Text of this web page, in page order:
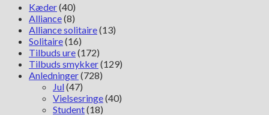
Kæder(40)
Alliance(8)
Alliance solitaire(13)
Solitaire(16)
Tilbuds ure(172)
Tilbuds smykker(129)
Anledninger(728)
Jul(47)
Vielsesringe(40)
Student(18)